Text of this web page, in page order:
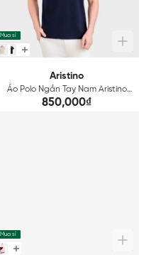
Mua sỉ
Aristino
Áo Polo Ngắn Tay Nam Aristino
Regular APS250SAH2
850,000₫
Mua sỉ